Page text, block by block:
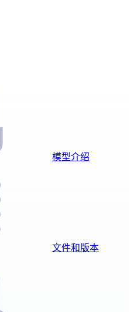
模型介绍
文件和版本